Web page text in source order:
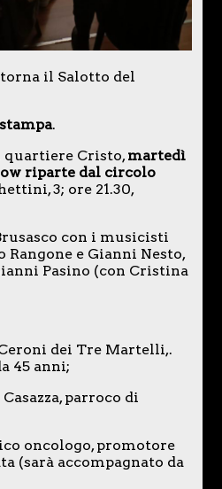
il Salotto del
.
quartiere Cristo,martedì
riparte dal circolo
3; ore 21.30,
con i musicisti
Rangone e Gianni Nesto,
Pasino (con Cristina
dei Tre Martelli,.
45 anni;
parroco di
oncologo, promotore
(sarà accompagnato da